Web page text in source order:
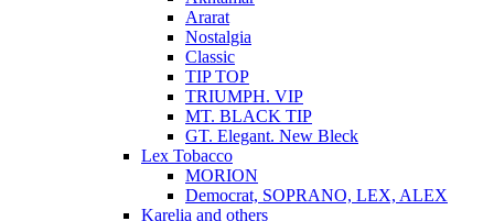
Ararat
Nostalgia
Classic
TIP TOP
TRIUMPH. VIP
MT. BLACK TIP
GT. Elegant. New Bleck
Lex Tobacco
MORION
Democrat, SOPRANO, LEX, ALEX
Karelia and others